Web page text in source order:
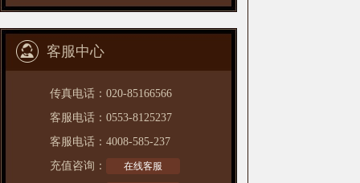
客服中心
传真电话：020-85166566
客服电话：0553-8125237
客服电话：4008-585-237
充值咨询：
在线客服